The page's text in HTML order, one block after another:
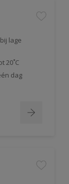
lage
20˚C
dag